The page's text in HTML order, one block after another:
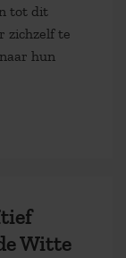
tot dit
zichzelf te
hun
Witte